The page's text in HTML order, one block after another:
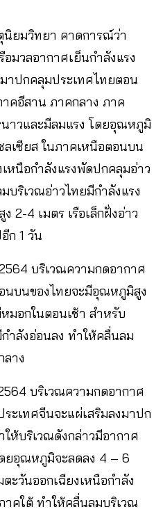
นิยมวิทยา คาดการณ์ว่า
มวลอากาศเย็นกำลังแรง
าปกคลุมประเทศไทยตอน
คอีสาน ภาคกลาง ภาค
าวและมีลมแรง โดยอุณหภูมิ
เซียส ในภาคเหนือตอนบน
หนือกำลังแรงพัดปกคลุมอ่าว
บริเวณอ่าวไทยมีกำลังแรง
2-4 เมตร เรือเล็กฝั่งอ่าว
ก 1 วัน
บริเวณความกดอากาศ
นบนของไทยจะมีอุณหภูมิสูง
มอกในตอนเช้า สำหรับ
ำลังอ่อนลง ทำให้คลื่นลม
าง
บริเวณความกดอากาศ
ระเทศจีนจะแผ่เสริมลงมาปก
ห้บริเวณดังกล่าวมีอากาศ
ยอุณหภูมิจะลดลง 4 – 6
ะวันออกเฉียงเหนือกำลัง
คใต้ ทำให้คลื่นลมบริเวณ